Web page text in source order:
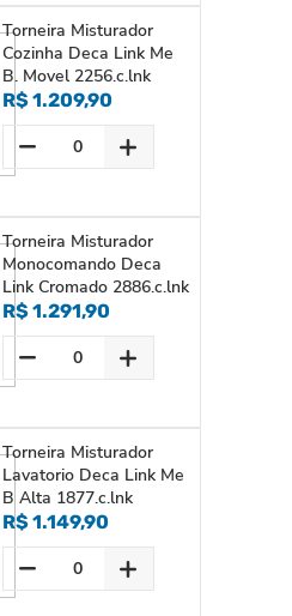
Torneira Misturador
Cozinha Deca Link Me
B. Movel 2256.c.lnk
R$ 1.209,90
Torneira Misturador
Monocomando Deca
Link Cromado 2886.c.lnk
R$ 1.291,90
Torneira Misturador
Lavatorio Deca Link Me
B Alta 1877.c.lnk
R$ 1.149,90